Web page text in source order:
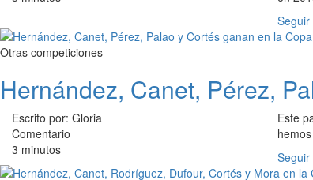
Seguir
Otras competiciones
Hernández, Canet, Pérez,
Escrito por: Gloria
Comentario
3 minutos
Este
Seguir